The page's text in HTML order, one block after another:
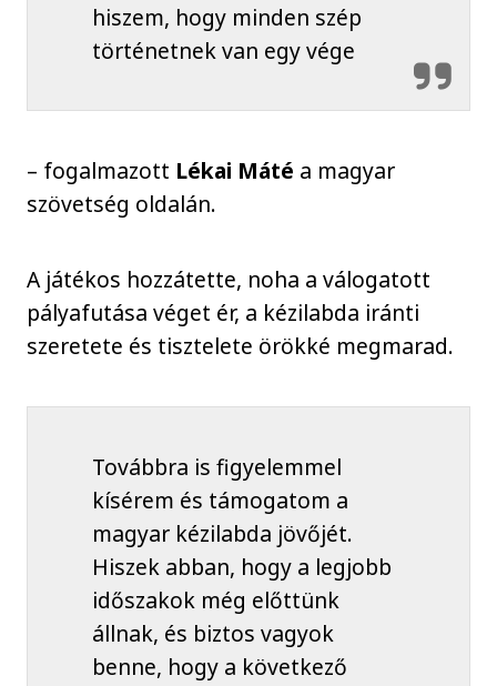
hiszem, hogy minden szép
történetnek van egy vége
– fogalmazott Lékai Máté a magyar
szövetség oldalán.
A játékos hozzátette, noha a válogatott
pályafutása véget ér, a kézilabda iránti
szeretete és tisztelete örökké megmarad.
Továbbra is figyelemmel
kísérem és támogatom a
magyar kézilabda jövőjét.
Hiszek abban, hogy a legjobb
időszakok még előttünk
állnak, és biztos vagyok
benne, hogy a következő